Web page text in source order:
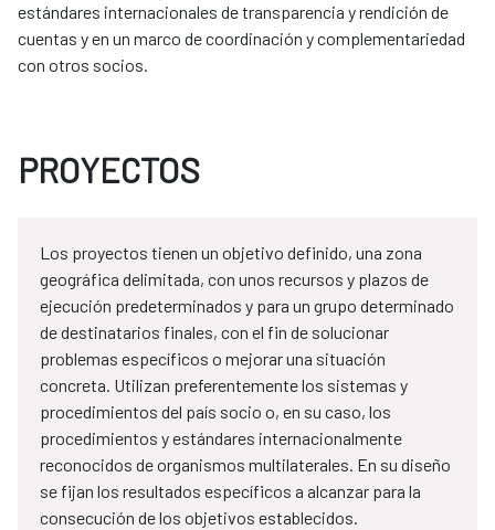
estándares internacionales de transparencia y rendición de
cuentas y en un marco de coordinación y complementariedad
con otros socios.
PROYECTOS
Los proyectos tienen un objetivo definido, una zona
geográfica delimitada, con unos recursos y plazos de
ejecución predeterminados y para un grupo determinado
de destinatarios finales, con el fin de solucionar
problemas específicos o mejorar una situación
concreta. Utilizan preferentemente los sistemas y
procedimientos del país socio o, en su caso, los
procedimientos y estándares internacionalmente
reconocidos de organismos multilaterales. En su diseño
se fijan los resultados específicos a alcanzar para la
consecución de los objetivos establecidos.